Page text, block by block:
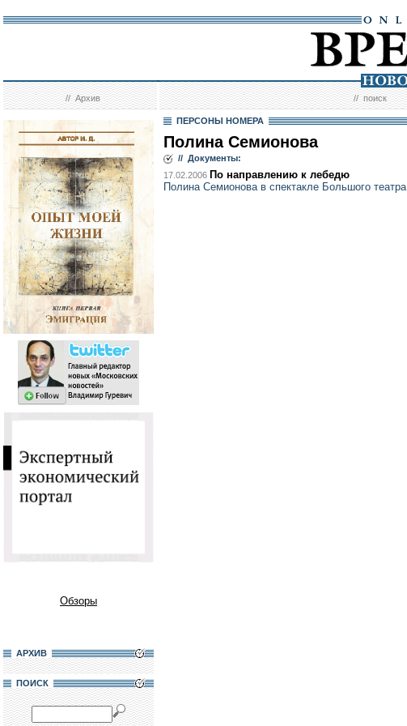
//Архив //поиск
Обзоры
АРХИВ
ПОИСК
ПЕРСОНЫ НОМЕРА
Полина Семионова
// Документы:
17.02.2006 По направлению к лебедю
Полина Семионова в спектакле Большого театра